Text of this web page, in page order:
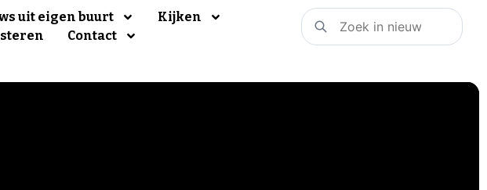
uit eigen buurt
Kijken
Contact